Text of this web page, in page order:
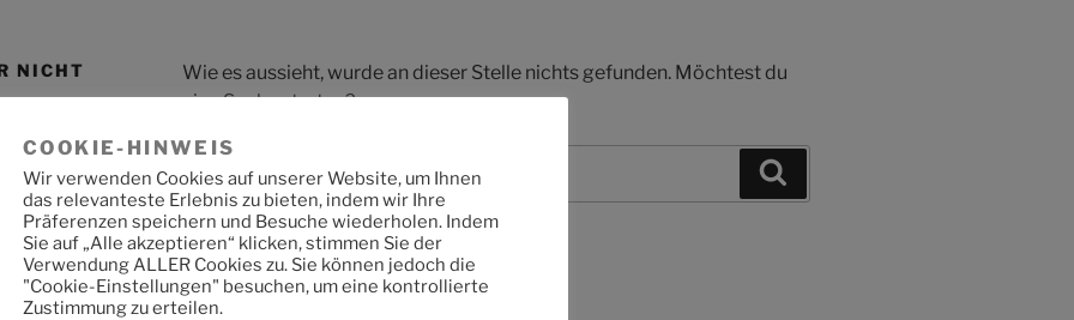
NICHT
Wie es aussieht, wurde an dieser Stelle nichts gefunden. Möchtest du
eine Suche starten?
Suche
nach:
COOKIE-HINWEIS
Wir verwenden Cookies auf unserer Website, um Ihnen
das relevanteste Erlebnis zu bieten, indem wir Ihre
Präferenzen speichern und Besuche wiederholen. Indem
Sie auf „Alle akzeptieren“ klicken, stimmen Sie der
Verwendung ALLER Cookies zu. Sie können jedoch die
"Cookie-Einstellungen" besuchen, um eine kontrollierte
Zustimmung zu erteilen.